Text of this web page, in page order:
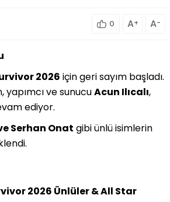
0 A+ A-
2026 için geri sayım başladı.
yapımcı ve sunucu Acun Ilıcalı,
ediyor.
Serhan Onat gibi ünlü isimlerin
2026 Ünlüler & All Star